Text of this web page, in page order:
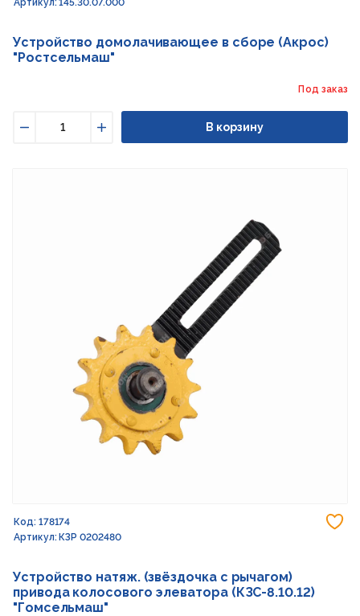
Устройство домолачивающее в сборе (Акрос)
"Ростсельмаш"
Под заказ
Увеличить
В корзину
Код: 178174
Артикул: КЗР 0202480
Устройство натяж. (звёздочка с рычагом)
привода колосового элеватора (КЗС-8.10.12)
"Гомсельмаш"